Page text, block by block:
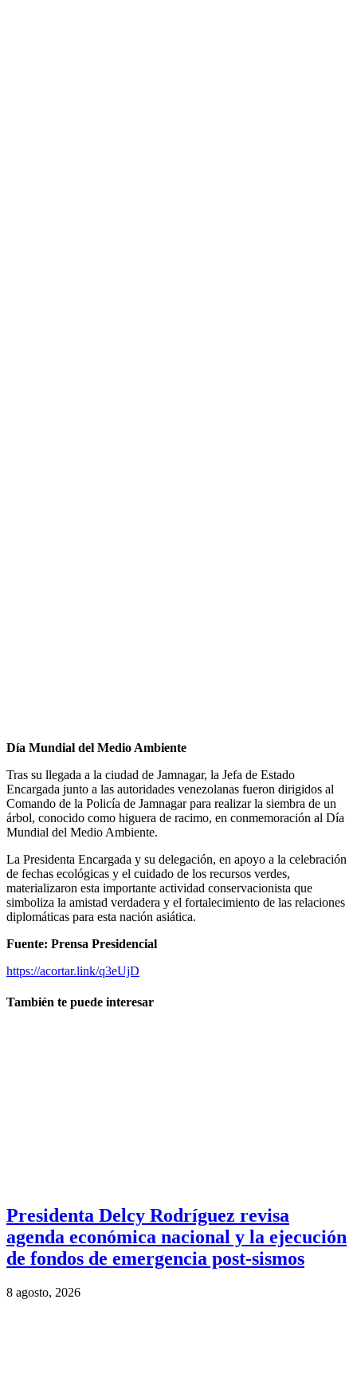
Día Mundial del Medio Ambiente
Tras su llegada a la ciudad de Jamnagar, la Jefa de Estado
Encargada junto a las autoridades venezolanas fueron dirigidos al
Comando de la Policía de Jamnagar para realizar la siembra de un
árbol, conocido como higuera de racimo, en conmemoración al Día
Mundial del Medio Ambiente.
La Presidenta Encargada y su delegación, en apoyo a la celebración
de fechas ecológicas y el cuidado de los recursos verdes,
materializaron esta importante actividad conservacionista que
simboliza la amistad verdadera y el fortalecimiento de las relaciones
diplomáticas para esta nación asiática.
Fuente: Prensa Presidencial
https://acortar.link/q3eUjD
También te puede interesar
Presidenta Delcy Rodríguez revisa
agenda económica nacional y la ejecución
de fondos de emergencia post-sismos
8 agosto, 2026